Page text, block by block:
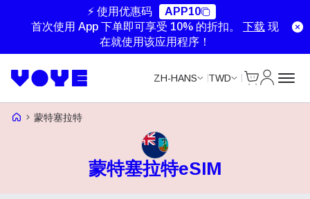
⚡ 使用优惠码
APP10
首次使用 App 下单即可享受 10% 的折扣。 下载 现
在就使用该应用程序！
ZH-HANS TWD
Voye Homepage
蒙特塞拉特
蒙特塞拉特eSIM